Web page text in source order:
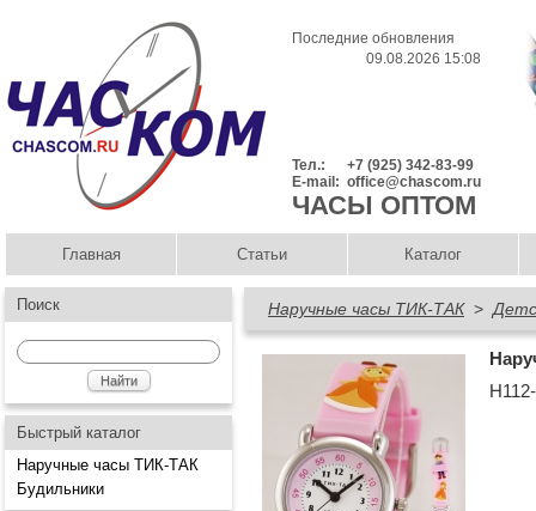
Последние обновления
09.08.2026 15:08
Тел.:
+7 (925) 342-83-99
E-mail: office@chascom.ru
ЧАСЫ ОПТОМ
Главная Статьи Каталог
Поиск
Быстрый каталог
Наручные часы ТИК-ТАК
Будильники
Наручные часы ТИК-ТАК>